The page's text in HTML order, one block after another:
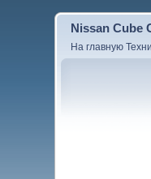
Nissan Cube
На главную